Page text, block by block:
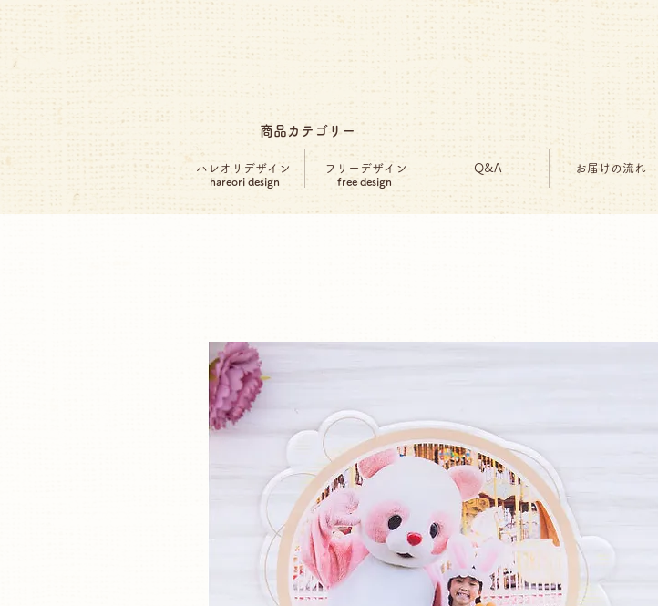
商品カテゴリー
ハレオリデザイン フリーデザイン Q&A お届けの流れ
hareori design free design